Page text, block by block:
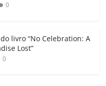
0
livro “No Celebration: A
Lost”
0